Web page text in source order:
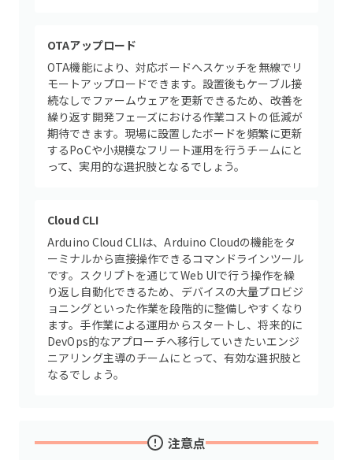
OTAアップロード
OTA機能により、対応ボードへスケッチを無線でリ
モートアップロードできます。設置後もケーブル接
続なしでファームウェアを更新できるため、改善を
繰り返す開発フェーズにおける作業コストの低減が
期待できます。現場に設置したボードを頻繁に更新
するPoCや小規模なフリート運用を行うチームにと
って、実用的な選択肢となるでしょう。
Cloud CLI
Arduino Cloud CLIは、Arduino Cloudの機能をタ
ーミナルから直接操作できるコマンドラインツール
です。スクリプトを通じてWeb UIで行う操作を繰
り返し自動化できるため、デバイスの大量プロビジ
ョニングといった作業を段階的に整備しやすくなり
ます。手作業による運用からスタートし、将来的に
DevOps的なアプローチへ移行していきたいエンジ
ニアリング主導のチームにとって、有効な選択肢と
なるでしょう。
注意点